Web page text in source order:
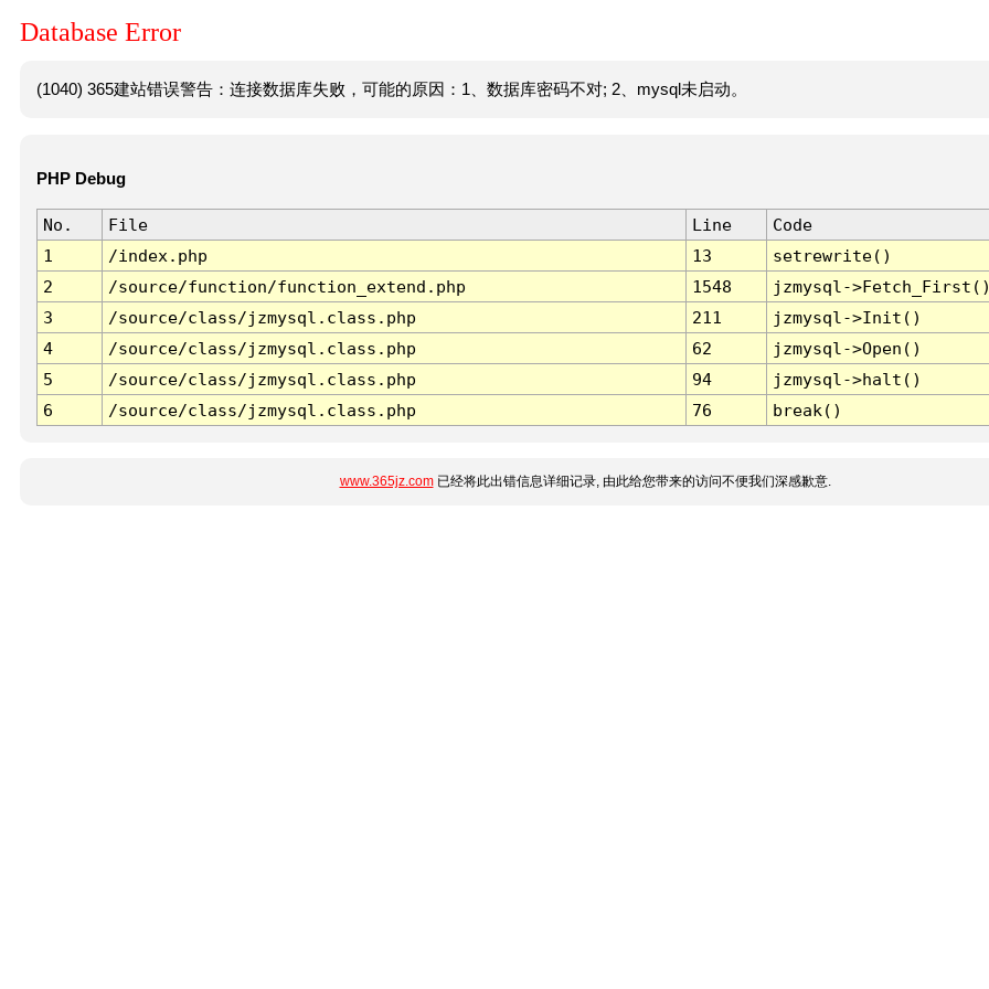
Database Error
(1040) 365建站错误警告：连接数据库失败，可能的原因：1、数据库密码不对; 2、mysql未启动。
PHP Debug
No. File Line
Code
1
/index.php 13
setrewrite()
2
/source/function/function_extend.php 1548
jzmysql-
3
/source/class/jzmysql.class.php 211
jzmysql->Init()
4
/source/class/jzmysql.class.php 62
jzmysql->Open()
5
/source/class/jzmysql.class.php 94
jzmysql->halt()
6
/source/class/jzmysql.class.php 76 break()
www.365jz.com已经将此出错信息详细记录, 由此给您带来的访问不便我们深感歉意.